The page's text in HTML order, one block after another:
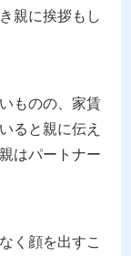
親に挨拶もし
ものの、家賃
ると親に伝え
はパートナー
く顔を出すこ